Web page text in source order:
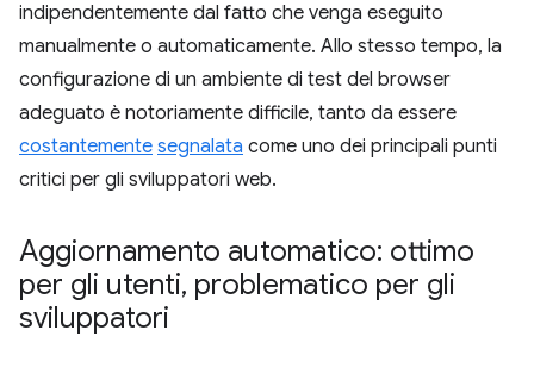
indipendentemente dal fatto che venga eseguito
manualmente o automaticamente. Allo stesso tempo, la
configurazione di un ambiente di test del browser
adeguato è notoriamente difficile, tanto da essere
costantemente segnalata come uno dei principali punti
critici per gli sviluppatori web.
Aggiornamento automatico: ottimo
per gli utenti, problematico per gli
sviluppatori